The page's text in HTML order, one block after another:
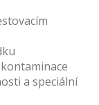
a speciální